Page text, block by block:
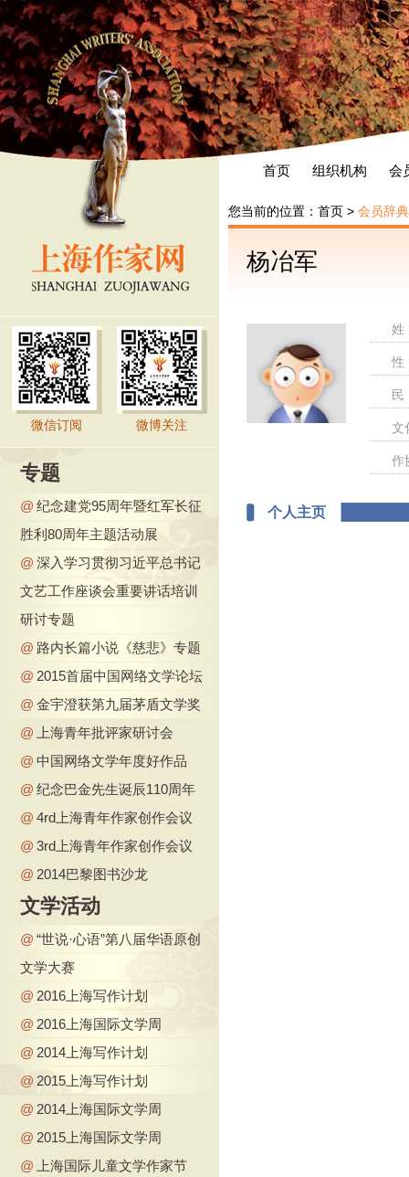
首页 组织机构 会
微信订阅 微博关注
专题
@ 纪念建党95周年暨红军长征
胜利80周年主题活动展
@ 深入学习贯彻习近平总书记
文艺工作座谈会重要讲话培训
研讨专题
@ 路内长篇小说《慈悲》专题
@ 2015首届中国网络文学论坛
@ 金宇澄获第九届茅盾文学奖
@
上海青年批评家研讨会
@ 中国网络文学年度好作品
@ 纪念巴金先生诞辰110周年
@ 4rd上海青年作家创作会议
@ 3rd上海青年作家创作会议
@ 2014巴黎图书沙龙
文学活动
@ “世说·心语”第八届华语原创
文学大赛
@ 2016上海写作计划
@ 2016上海国际文学周
@ 2014上海写作计划
@ 2015上海写作计划
@ 2014上海国际文学周
@ 2015上海国际文学周
@
上海国际儿童文学作家节
您当前的位置： 首页 > 会员辞典
杨冶军
文
作
个人主页